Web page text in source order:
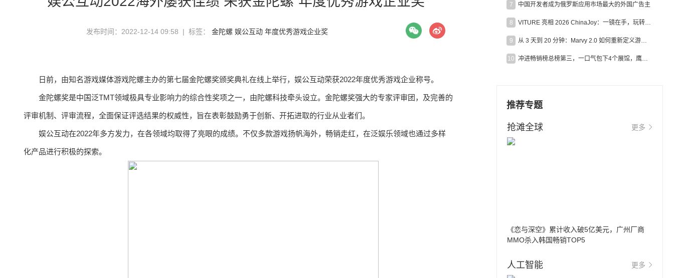
发布时间：2022-12-14 09:58 | 标签： 金陀螺 娱公互动 年度优秀游戏企业奖
日前，由知名游戏媒体游戏陀螺主办的第七届金陀螺奖颁奖典礼在线上举行，娱公互动荣获2022年度优秀游戏企业称号。
金陀螺奖是中国泛TMT领域极具专业影响力的综合性奖项之一，由陀螺科技牵头设立。金陀螺奖强大的专家评审团，及完善的
评审机制、评审流程，全面保证评选结果的权威性，旨在表彰鼓励勇于创新、开拓进取的行业从业者们。
娱公互动在2022年多方发力，在各领域均取得了亮眼的成绩。不仅多款游戏扬帆海外，畅销走红，在泛娱乐领域也通过多样
化产品进行积极的探索。
7 中国开发者成为俄罗斯应用市场最大的外国广告主
8 VITURE 亮相 2026 ChinaJoy：一镜在手，玩转全场！
9 从 3 天到 20 分钟：Marvy 2.0 如何重新定义游戏出海营销效率？
10 冲进畅销榜总榜第三，一口气包下4个展馆，鹰角把嘉年华做爆了
推荐专题
抢滩全球 更多
《恋与深空》累计收入破5亿美元，广州厂商
MMO杀入韩国畅销TOP5
人工智能 更多